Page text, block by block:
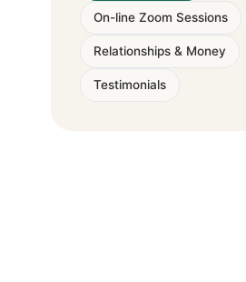
On-line Zoom Sessions
Relationships & Money
Testimonials